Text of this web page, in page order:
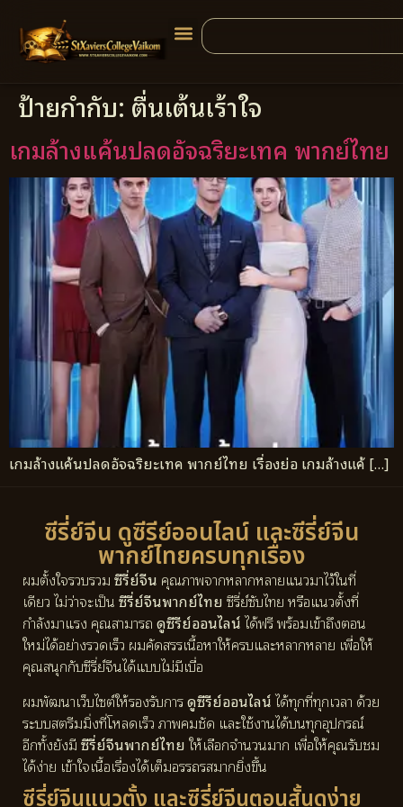
ป้ายกำกับ: ตื่นเต้นเร้าใจ
เกมล้างแค้นปลดอัจฉริยะเทค พากย์ไทย
เกมล้างแค้นปลดอัจฉริยะเทค พากย์ไทย เรื่องย่อ เกมล้างแค้ […]
ซีรี่ย์จีน ดูซีรีย์ออนไลน์ และซีรี่ย์จีน
พากย์ไทยครบทุกเรื่อง
ผมตั้งใจรวบรวมซีรี่ย์จีน คุณภาพจากหลากหลายแนวมาไว้ในที่
เดียว ไม่ว่าจะเป็นซีรี่ย์จีนพากย์ไทยซีรี่ย์ซับไทย หรือแนวตั้งที่
กำลังมาแรง คุณสามารถดูซีรีย์ออนไลน์ได้ฟรี พร้อมเข้าถึงตอน
ใหม่ได้อย่างรวดเร็ว ผมคัดสรรเนื้อหาให้ครบและหลากหลาย เพื่อให้
คุณสนุกกับซีรี่ย์จีนได้แบบไม่มีเบื่อ
ผมพัฒนาเว็บไซต์ให้รองรับการดูซีรีย์ออนไลน์ได้ทุกที่ทุกเวลา ด้วย
ระบบสตรีมมิ่งที่โหลดเร็ว ภาพคมชัด และใช้งานได้บนทุกอุปกรณ์
อีกทั้งยังมีซีรี่ย์จีนพากย์ไทยให้เลือกจำนวนมาก เพื่อให้คุณรับชม
ได้ง่าย เข้าใจเนื้อเรื่องได้เต็มอรรถรสมากยิ่งขึ้น
ซีรี่ย์จีนแนวตั้ง และซีรี่ย์จีนตอนสั้นดูง่าย